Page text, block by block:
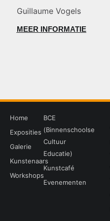
Guillaume Vogels
MEER INFORMATIE
Home
Exposities
Galerie
Kunstenaars
Workshops
BCE
(Binnenschoolse
Cultuur
Educatie)
Kunstcafé
Evenementen